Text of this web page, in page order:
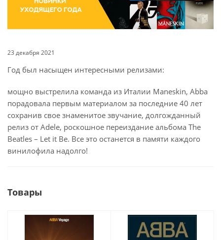
23 декабря 2021
Год был насыщен интересными релизами:
мощно выстрелила команда из Италии Maneskin, Abba
порадовала первым материалом за последние 40 лет
сохранив свое знаменитое звучание, долгожданный
релиз от Adele, роскошное переиздание альбома The
Beatles – Let it Be. Все это останется в памяти каждого
винилофила надолго!
Товары